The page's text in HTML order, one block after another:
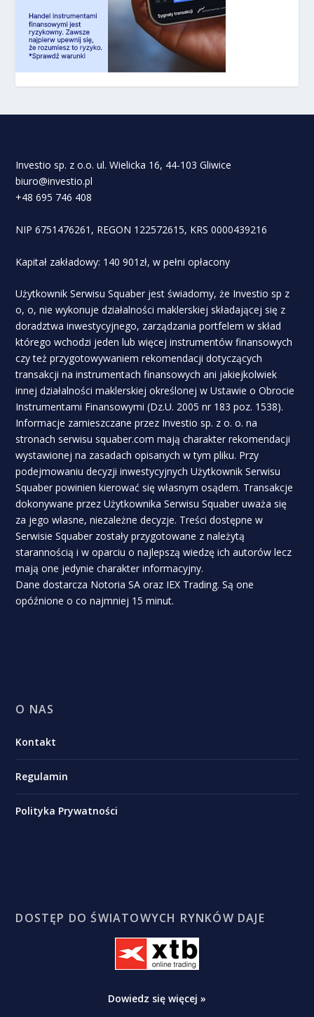
Investio sp. z o.o. ul. Wielicka 16, 44-103 Gliwice
biuro@investio.pl
+48 695 746 408
NIP 6751476261, REGON 122572615, KRS 0000439216
Kapitał zakładowy: 140 901zł, w pełni opłacony
Użytkownik Serwisu Squaber jest świadomy, że Investio sp z
o, o, nie wykonuje działalności maklerskiej składającej się z
doradztwa inwestycyjnego, zarządzania portfelem w skład
którego wchodzi jeden lub więcej instrumentów finansowych
czy też przygotowywaniem rekomendacji dotyczących
transakcji na instrumentach finansowych ani jakiejkolwiek
innej działalności maklerskiej określonej w Ustawie o Obrocie
Instrumentami Finansowymi (Dz.U. 2005 nr 183 poz. 1538).
Informacje zamieszczane przez Investio sp. z o. o. na
stronach serwisu squaber.com mają charakter rekomendacji
wystawionej na zasadach opisanych w tym pliku. Przy
podejmowaniu decyzji inwestycyjnych Użytkownik Serwisu
Squaber powinien kierować się własnym osądem. Transakcje
dokonywane przez Użytkownika Serwisu Squaber uważa się
za jego własne, niezależne decyzje. Treści dostępne w
Serwisie Squaber zostały przygotowane z należytą
starannością i w oparciu o najlepszą wiedzę ich autorów lecz
mają one jedynie charakter informacyjny.
Dane dostarcza Notoria SA oraz IEX Trading. Są one
opóźnione o co najmniej 15 minut.
O NAS
Kontakt
Regulamin
Polityka Prywatności
DOSTĘP DO ŚWIATOWYCH RYNKÓW DAJE
Dowiedz się więcej »